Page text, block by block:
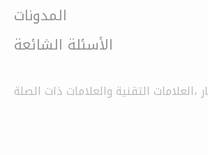
المدونات
الأسئلة الشائعة
التقنية والعلامات ذات الصلة